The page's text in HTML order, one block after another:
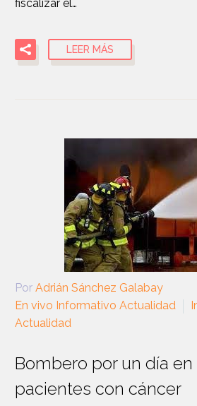
fiscalizar el…
LEER MÁS
Por Adrián Sánchez Galabay
En vivo Informativo Actualidad
Actualidad
Bombero por un día en
pacientes con cáncer